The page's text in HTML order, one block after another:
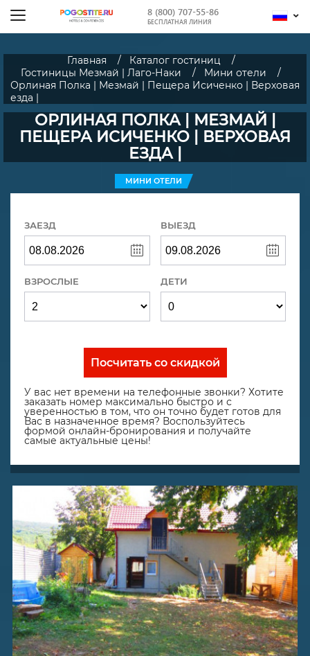
8 (800) 707-55-86
БЕСПЛАТНАЯ ЛИНИЯ
Главная
Каталог гостиниц
Гостиницы Мезмай | Лаго-Наки
Мини отели
Орлиная Полка | Мезмай | Пещера Исиченко | Верховая
езда |
ОРЛИНАЯ ПОЛКА | МЕЗМАЙ |
ПЕЩЕРА ИСИЧЕНКО | ВЕРХОВАЯ
ЕЗДА |
МИНИ ОТЕЛИ
ЗАЕЗД ВЫЕЗД
ВЗРОСЛЫЕ ДЕТИ
Посчитать со скидкой
У вас нет времени на телефонные звонки? Хотите
заказать номер максимально быстро и с
уверенностью в том, что он точно будет готов для
Вас в назначенное время? Воспользуйтесь
формой онлайн-бронирования и получайте
самые актуальные цены!